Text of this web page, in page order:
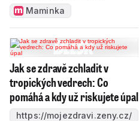
Maminka
Jak se zdravě zchladit v
tropických vedrech: Co
pomáhá a kdy už riskujete úpal
https://mojezdravi.zeny.cz/